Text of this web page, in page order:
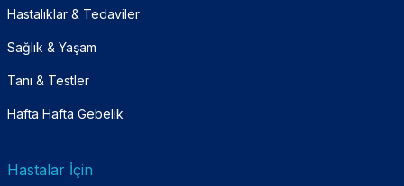
Hastalıklar & Tedaviler
Sağlık & Yaşam
Tanı & Testler
Hafta Hafta Gebelik
Hastalar İçin